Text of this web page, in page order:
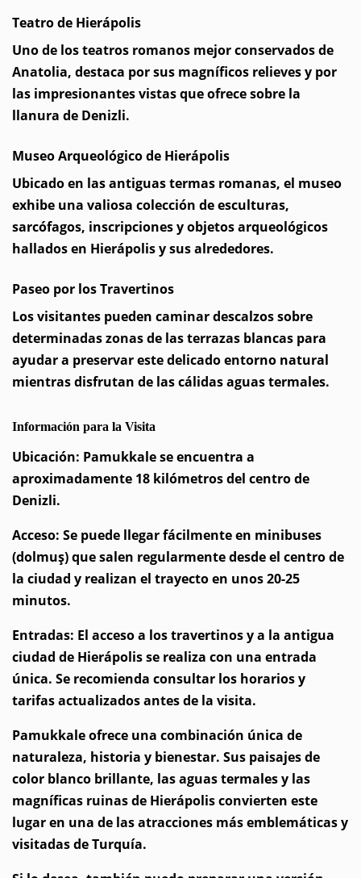
Teatro de Hierápolis
Uno de los teatros romanos mejor conservados de
Anatolia, destaca por sus magníficos relieves y por
las impresionantes vistas que ofrece sobre la
llanura de Denizli.
Museo Arqueológico de Hierápolis
Ubicado en las antiguas termas romanas, el museo
exhibe una valiosa colección de esculturas,
sarcófagos, inscripciones y objetos arqueológicos
hallados en Hierápolis y sus alrededores.
Paseo por los Travertinos
Los visitantes pueden caminar descalzos sobre
determinadas zonas de las terrazas blancas para
ayudar a preservar este delicado entorno natural
mientras disfrutan de las cálidas aguas termales.
Información para la Visita
Ubicación: Pamukkale se encuentra a
aproximadamente 18 kilómetros del centro de
Denizli.
Acceso: Se puede llegar fácilmente en minibuses
(dolmuş) que salen regularmente desde el centro de
la ciudad y realizan el trayecto en unos 20-25
minutos.
Entradas: El acceso a los travertinos y a la antigua
ciudad de Hierápolis se realiza con una entrada
única. Se recomienda consultar los horarios y
tarifas actualizados antes de la visita.
Pamukkale ofrece una combinación única de
naturaleza, historia y bienestar. Sus paisajes de
color blanco brillante, las aguas termales y las
magníficas ruinas de Hierápolis convierten este
lugar en una de las atracciones más emblemáticas y
visitadas de Turquía.